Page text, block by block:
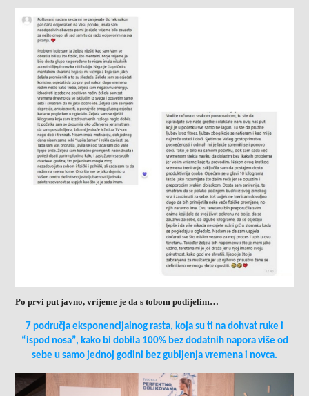
Po prvi put javno, vrijeme je da s tobom podijelim…
7 područja eksponencijalnog rasta, koja su ti na dohvat ruke i
“ispod nosa”, kako bi dobila 100% bez dodatnih napora više od
sebe u samo jednoj godini bez gubljenja vremena i novca.